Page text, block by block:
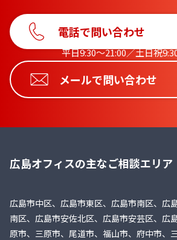
電話で問い合わせ
平日9:30〜21:00／土日祝
メールで問い合わせ
広島オフィスの主なご相談エリア
広島市中区、広島市東区、広島市南区、広
南区、広島市安佐北区、広島市安芸区、広
原市、三原市、尾道市、福山市、府中市、